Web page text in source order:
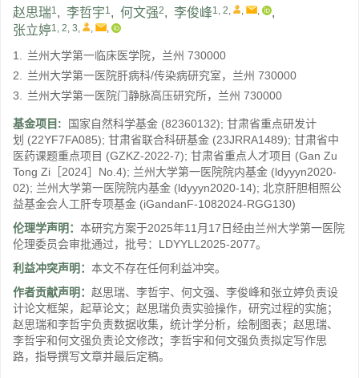
赵思瑞1, 李哲宇1, 何文强2, 李俊峰1, 2, , ,
,
张立婷1, 2, 3, , ,
1. 兰州大学第一临床医学院，兰州 730000
2. 兰州大学第一医院肝病科/传染病研究室，兰州 730000
3. 兰州大学第一医院门静脉高压研究所，兰州 730000
基金项目: 国家自然科学基金 (82360132); 甘肃省重点研发计
划 (22YF7FA085); 甘肃省联合科研基金 (23JRRA1489); 甘肃省中
医药课题重点项目 (GZKZ-2022-7); 甘肃省重点人才项目 (Gan Zu
Tong Zi［2024］No.4); 兰州大学第一医院院内基金 (ldyyyn2020-
02); 兰州大学第一医院院内基金 (ldyyyn2020-14); 北京肝胆相照公
益基金会人工肝专项基金 (iGandanF-1082024-RGG130)
伦理学声明： 本研究方案于2025年11月17日经由兰州大学第一医院
伦理委员会审批通过，批号：LDYYLL2025-2077。
利益冲突声明： 本文不存在任何利益冲突。
作者贡献声明： 赵思瑞、李哲宇、何文强、李俊峰和张立婷负责设
计论文框架，起草论文；赵思瑞负责实验操作，研究过程的实施；
赵思瑞和李哲宇负责数据收集，统计学分析，绘制图表；赵思瑞、
李哲宇和何文强负责论文修改；李哲宇和何文强负责拟定写作思
路，指导撰写文章并最后定稿。